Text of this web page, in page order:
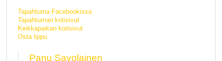
Tapahtuma Facebookissa
Tapahtuman kotisivut
Keikkapaikan kotisivut
Osta lippu
Panu Savolainen